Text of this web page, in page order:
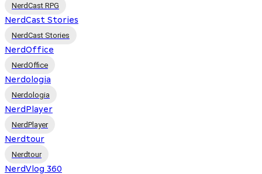
NerdCast RPG
NerdCast Stories
NerdCast Stories
NerdOffice
NerdOffice
Nerdologia
Nerdologia
NerdPlayer
NerdPlayer
Nerdtour
Nerdtour
NerdVlog 360